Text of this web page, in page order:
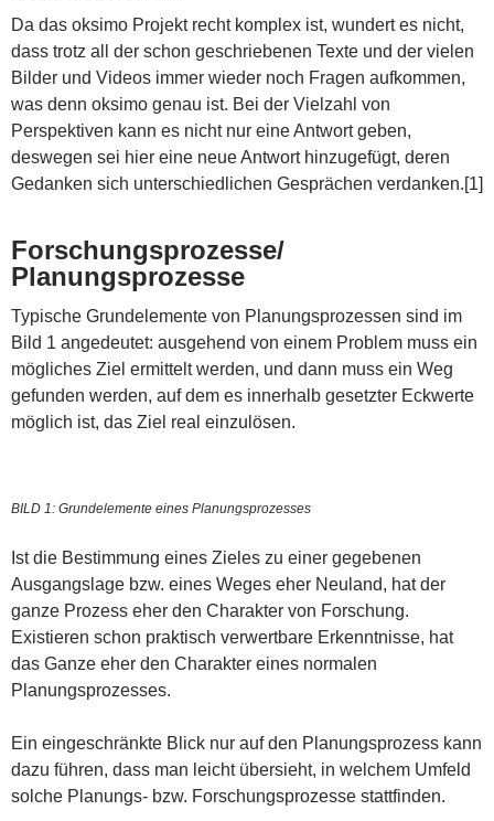
Da das oksimo Projekt recht komplex ist, wundert es nicht,
dass trotz all der schon geschriebenen Texte und der vielen
Bilder und Videos immer wieder noch Fragen aufkommen,
was denn oksimo genau ist. Bei der Vielzahl von
Perspektiven kann es nicht nur eine Antwort geben,
deswegen sei hier eine neue Antwort hinzugefügt, deren
Gedanken sich unterschiedlichen Gesprächen verdanken.[1]
Forschungsprozesse/
Planungsprozesse
Typische Grundelemente von Planungsprozessen sind im
Bild 1 angedeutet: ausgehend von einem Problem muss ein
mögliches Ziel ermittelt werden, und dann muss ein Weg
gefunden werden, auf dem es innerhalb gesetzter Eckwerte
möglich ist, das Ziel real einzulösen.
BILD 1: Grundelemente eines Planungsprozesses
Ist die Bestimmung eines Zieles zu einer gegebenen
Ausgangslage bzw. eines Weges eher Neuland, hat der
ganze Prozess eher den Charakter von Forschung.
Existieren schon praktisch verwertbare Erkenntnisse, hat
das Ganze eher den Charakter eines normalen
Planungsprozesses.
Ein eingeschränkte Blick nur auf den Planungsprozess kann
dazu führen, dass man leicht übersieht, in welchem Umfeld
solche Planungs- bzw. Forschungsprozesse stattfinden.